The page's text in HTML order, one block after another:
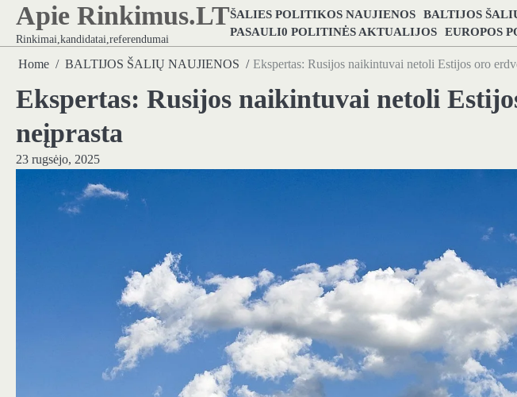
Skip
content
Apie Rinkimus.LT
Rinkimai,kandidatai,referendumai
ŠALIES POLITIKOS NAUJIENOS BALTIJOS
PASAULI0 POLITINĖS AKTUALIJOS EUROPOS
Home BALTIJOS ŠALIŲ NAUJIENOS Ekspertas: Rusijos naikintuvai netoli Estijos oro
Ekspertas: Rusijos naikintuvai netoli
neįprasta
23 rugsėjo, 2025